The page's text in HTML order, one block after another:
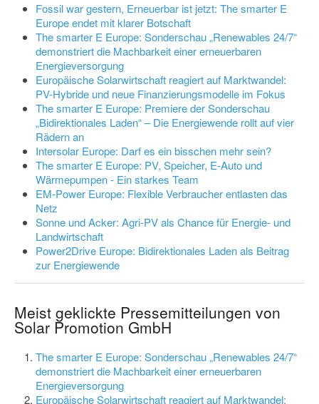
Fossil war gestern, Erneuerbar ist jetzt: The smarter E
Europe endet mit klarer Botschaft
The smarter E Europe: Sonderschau „Renewables 24/7“
demonstriert die Machbarkeit einer erneuerbaren
Energieversorgung
Europäische Solarwirtschaft reagiert auf Marktwandel:
PV-Hybride und neue Finanzierungsmodelle im Fokus
The smarter E Europe: Premiere der Sonderschau
„Bidirektionales Laden“ – Die Energiewende rollt auf vier
Rädern an
Intersolar Europe: Darf es ein bisschen mehr sein?
The smarter E Europe: PV, Speicher, E-Auto und
Wärmepumpen - Ein starkes Team
EM-Power Europe: Flexible Verbraucher entlasten das
Netz
Sonne und Acker: Agri-PV als Chance für Energie- und
Landwirtschaft
Power2Drive Europe: Bidirektionales Laden als Beitrag
zur Energiewende
Meist geklickte Pressemitteilungen von
Solar Promotion GmbH
The smarter E Europe: Sonderschau „Renewables 24/7“
demonstriert die Machbarkeit einer erneuerbaren
Energieversorgung
Europäische Solarwirtschaft reagiert auf Marktwandel: